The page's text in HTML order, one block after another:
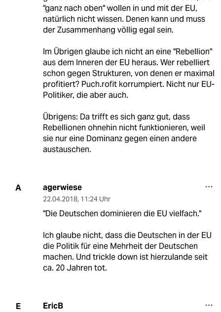
"ganz nach oben" wollen in und mit der EU,
natürlich nicht wissen. Denen kann und muss
der Zusammenhang völlig egal sein.
Im Übrigen glaube ich nicht an eine "Rebellion"
aus dem Inneren der EU heraus. Wer rebelliert
schon gegen Strukturen, von denen er maximal
profitiert? Puch.rofit korrumpiert. Nicht nur EU-
Politiker, die aber auch.
Übrigens: Da trifft es sich ganz gut, dass
Rebellionen ohnehin nicht funktionieren, weil
sie nur eine Dominanz gegen einen andere
austauschen.
A agerwiese
22.04.2018, 11:24 Uhr
"Die Deutschen dominieren die EU vielfach."
Ich glaube nicht, dass die Deutschen in der EU
die Politik für eine Mehrheit der Deutschen
machen. Und trickle down ist hierzulande seit
ca. 20 Jahren tot.
E EricB